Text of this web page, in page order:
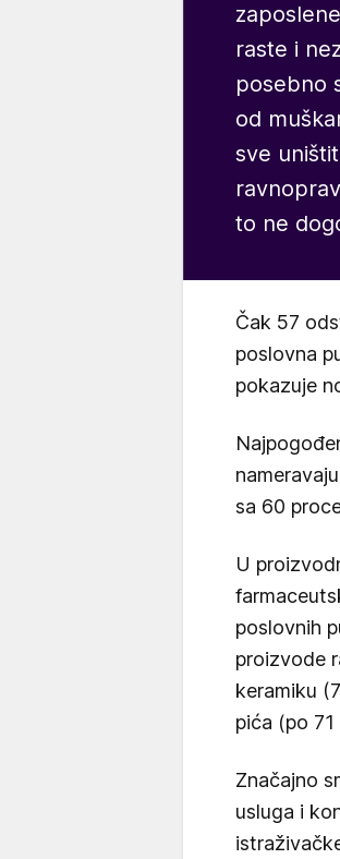
raste i
posebno
od
sve
to ne
Čak 57
poslovna
pokazuje
sa 60
U
poslovnih
proizvode
keramiku
pića (po
Značajno
usluga i